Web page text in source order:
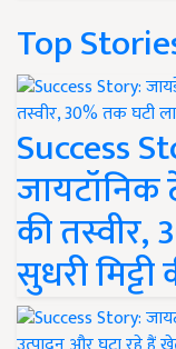
Top
Success
जायटॉनिक
की
सुधरी